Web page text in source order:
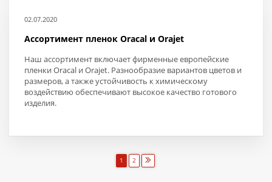
02.07.2020
Ассортимент пленок Oracal и Orajet
Наш ассортимент включает фирменные европейские
пленки Oracal и Orajet. Разнообразие вариантов цветов и
размеров, а также устойчивость к химическому
воздействию обеспечивают высокое качество готового
изделия.
1 2